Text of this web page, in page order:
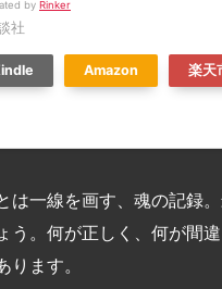
by Rinker
社
Amazon 楽天
は一線を画す、魂の記録
う。何が正しく、何が間
ます。